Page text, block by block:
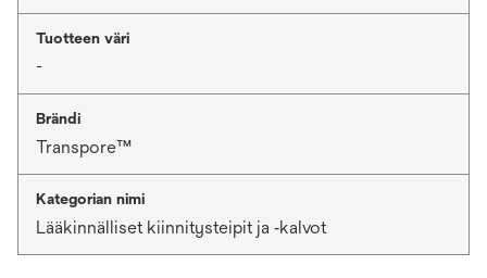
Tuotteen väri
-
Brändi
Transpore™
Kategorian nimi
Lääkinnälliset kiinnitysteipit ja ‑kalvot